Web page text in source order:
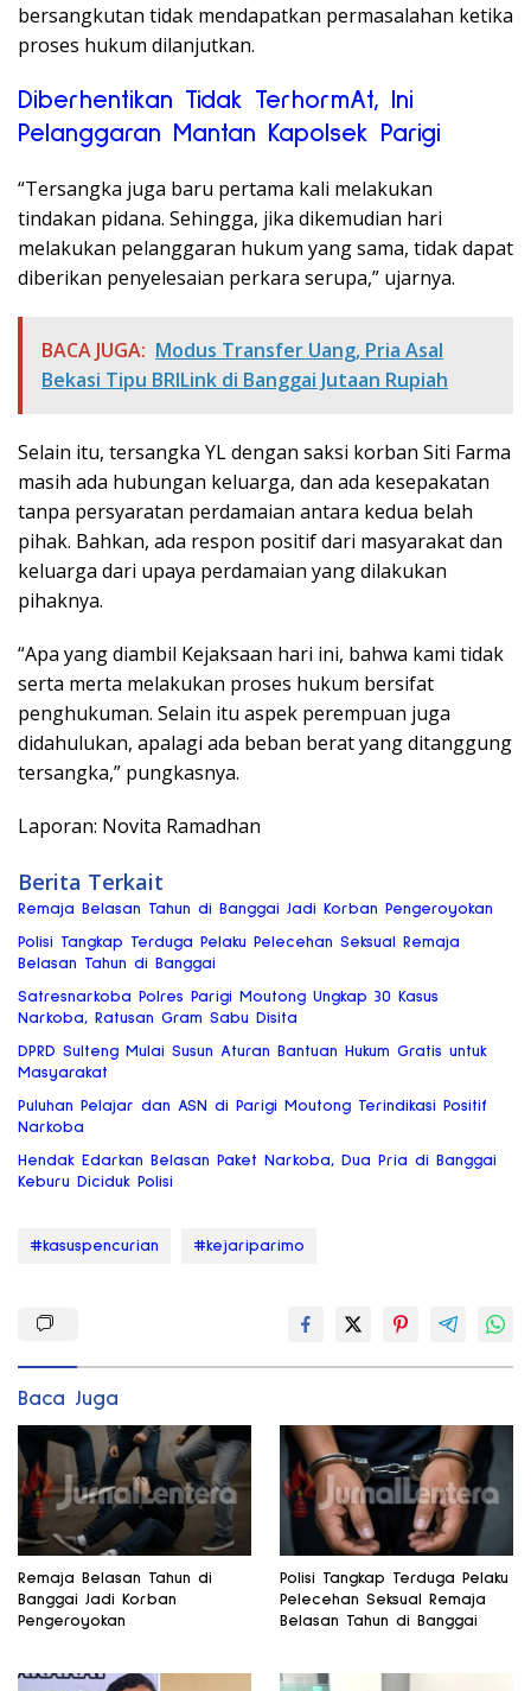
bersangkutan tidak mendapatkan permasalahan ketika
proses hukum dilanjutkan.
Diberhentikan Tidak TerhormAt, Ini
Pelanggaran Mantan Kapolsek Parigi
“Tersangka juga baru pertama kali melakukan
tindakan pidana. Sehingga, jika dikemudian hari
melakukan pelanggaran hukum yang sama, tidak dapat
diberikan penyelesaian perkara serupa,” ujarnya.
BACA JUGA: Modus Transfer Uang, Pria Asal
Bekasi Tipu BRILink di Banggai Jutaan Rupiah
Selain itu, tersangka YL dengan saksi korban Siti Farma
masih ada hubungan keluarga, dan ada kesepakatan
tanpa persyaratan perdamaian antara kedua belah
pihak. Bahkan, ada respon positif dari masyarakat dan
keluarga dari upaya perdamaian yang dilakukan
pihaknya.
“Apa yang diambil Kejaksaan hari ini, bahwa kami tidak
serta merta melakukan proses hukum bersifat
penghukuman. Selain itu aspek perempuan juga
didahulukan, apalagi ada beban berat yang ditanggung
tersangka,” pungkasnya.
Laporan: Novita Ramadhan
Berita Terkait
Remaja Belasan Tahun di Banggai Jadi Korban Pengeroyokan
Polisi Tangkap Terduga Pelaku Pelecehan Seksual Remaja
Belasan Tahun di Banggai
Satresnarkoba Polres Parigi Moutong Ungkap 30 Kasus
Narkoba, Ratusan Gram Sabu Disita
DPRD Sulteng Mulai Susun Aturan Bantuan Hukum Gratis untuk
Masyarakat
Puluhan Pelajar dan ASN di Parigi Moutong Terindikasi Positif
Narkoba
Hendak Edarkan Belasan Paket Narkoba, Dua Pria di Banggai
Keburu Diciduk Polisi
#kasuspencurian #kejariparimo
Baca Juga
Remaja Belasan Tahun di
Banggai Jadi Korban
Pengeroyokan
Polisi Tangkap Terduga Pelaku
Pelecehan Seksual Remaja
Belasan Tahun di Banggai